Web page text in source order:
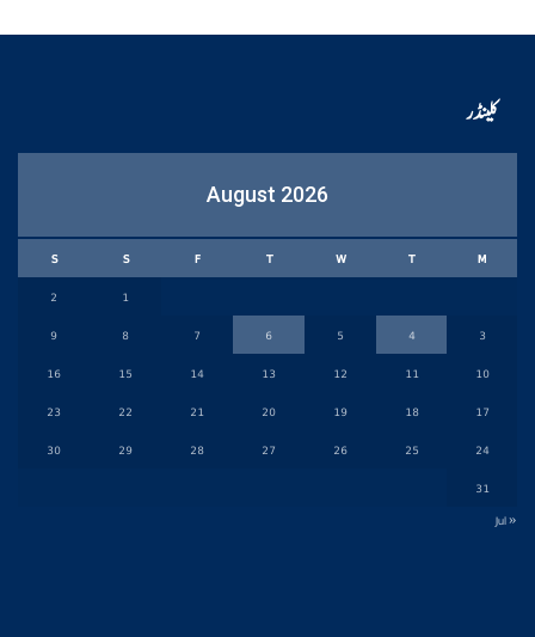
کلینڈر
August 2026
M
T
W
T
F
S
S
1
2
3
4
5
6
7
8
9
10
11
12
13
14
15
16
17
18
19
20
21
22
23
24
25
26
27
28
29
30
31
« Jul